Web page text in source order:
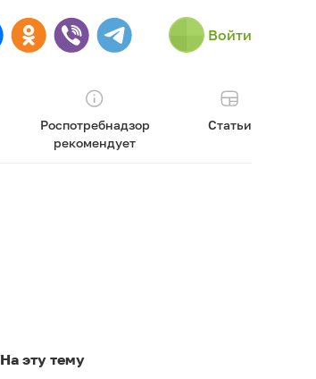
Войти
Роспотребнадзор
рекомендует
Статьи
На эту тему